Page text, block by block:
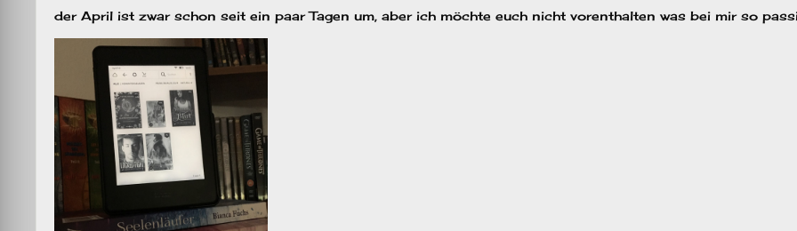
der April ist zwar schon seit ein paar Tagen um, aber ich möchte euch nicht vorenthalten was bei mir so